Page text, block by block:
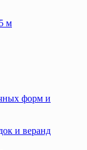
м
форм и
и веранд